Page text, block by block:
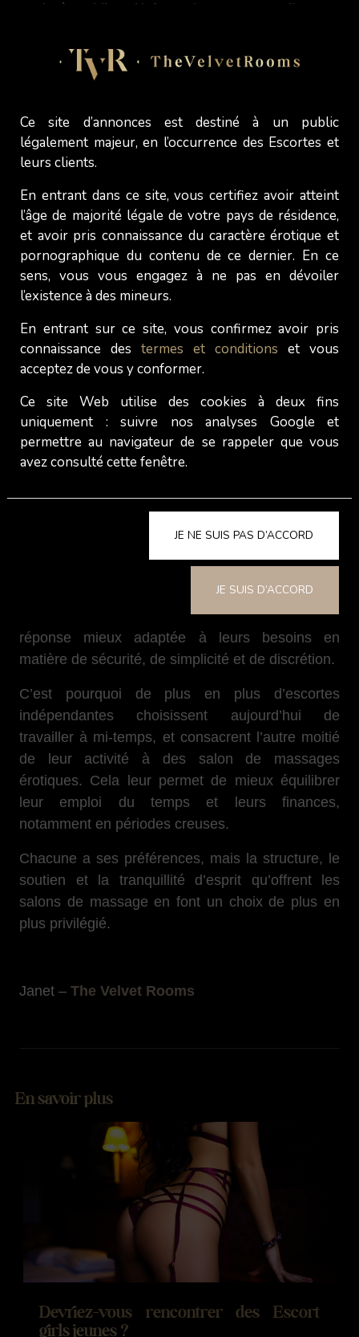
avoir à publier d’informations personnelles. Le
rendez-vous et de la communication, ce qui est
idéal pour celles qui souhaitent rester
Moins de charge mentale et
émotionnelle
Êtreescorte indépendante, c’est aussi gérer sa
propre entreprise : comptabilité, communication,
sécurité, logistique, annulations...Pour certaines,
cela représente une forme de liberté, mais pour
d’autres, cela devient source de stress
Travailler dans un salon de massage, c’est
évoluer dans un cadre plus structuré, où une
grande partie des responsabilités est déléguée.
C’est une option plus légère pour celles qui
veulent réduire la charge émotionnelle liée à leur
activité.
liberté, nombreuses sont les travailleuses du sexe
qui trouvent dans les salons de massage une
réponse mieux adaptée à leurs besoins en
matière de sécurité, de simplicité et de discrétion.
C’est pourquoi de plus en plus d’escortes
indépendantes choisissent aujourd’hui de
travailler à mi-temps, et consacrent l’autre moitié
de leur activité à des salon de massages
érotiques. Cela leur permet de mieux équilibrer
leur emploi du temps et leurs finances,
notamment en périodes creuses.
Chacune a ses préférences, mais la structure, le
soutien et la tranquillité d’esprit qu’offrent les
salons de massage en font un choix de plus en
plus privilégié.
Janet – The Velvet Rooms
En savoir plus
Devriez-vous rencontrer des Escort
girls jeunes ?
Ce site d’annonces est destiné à un public
légalement majeur, en l’occurrence des Escortes et
leurs clients.
En entrant dans ce site, vous certifiez avoir atteint
l’âge de majorité légale de votre pays de résidence,
et avoir pris connaissance du caractère érotique et
pornographique du contenu de ce dernier. En ce
sens, vous vous engagez à ne pas en dévoiler
l’existence à des mineurs.
En entrant sur ce site, vous confirmez avoir pris
connaissance des termes et conditions et vous
acceptez de vous y conformer.
Ce site Web utilise des cookies à deux fins
uniquement : suivre nos analyses Google et
permettre au navigateur de se rappeler que vous
avez consulté cette fenêtre.
JE NE SUIS PAS D’ACCORD
JE SUIS D’ACCORD